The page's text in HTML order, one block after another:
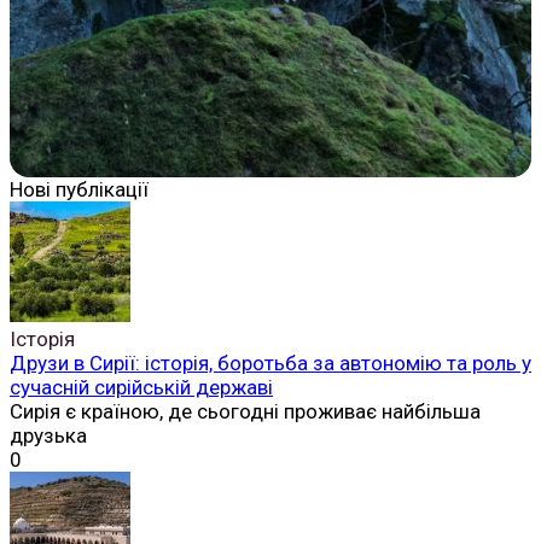
Нові публікації
Історія
Друзи в Сирії: історія, боротьба за автономію та роль у
сучасній сирійській державі
Сирія є країною, де сьогодні проживає найбільша
друзька
0